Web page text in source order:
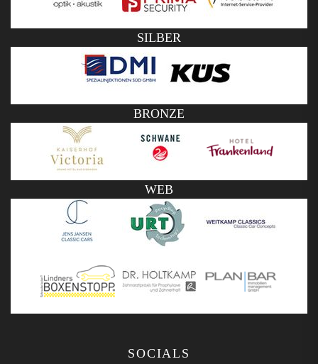
SILBER
BRONZE
WEB
SOCIALS